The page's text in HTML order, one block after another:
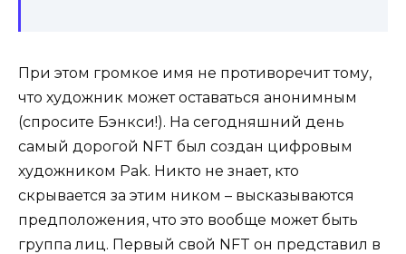
При этом громкое имя не противоречит тому,
что художник может оставаться анонимным
(спросите Бэнкси!). На сегодняшний день
самый дорогой NFT был создан цифровым
художником Pak. Никто не знает, кто
скрывается за этим ником – высказываются
предположения, что это вообще может быть
группа лиц. Первый свой NFT он представил в